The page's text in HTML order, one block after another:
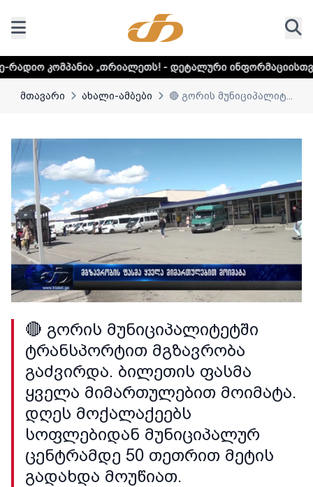
„თრიალეთს! - დეტალური ინფორმაციისთვის დააკლიკეთ
მთავარი ახალი-ამბები 🔴 გორის მუნიციპალიტ...
🔴 გორის მუნიციპალიტეტში
ტრანსპორტით მგზავრობა
გაძვირდა. ბილეთის ფასმა
ყველა მიმართულებით მოიმატა.
დღეს მოქალაქეებს
სოფლებიდან მუნიციპალურ
ცენტრამდე 50 თეთრით მეტის
გადახდა მოუწიათ.